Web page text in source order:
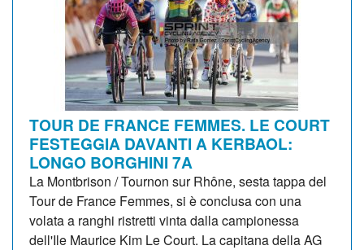
TOUR DE FRANCE FEMMES. LE COURT
FESTEGGIA DAVANTI A KERBAOL:
LONGO BORGHINI 7A
La Montbrison / Tournon sur Rhône, sesta tappa del
Tour de France Femmes, si è conclusa con una
volata a ranghi ristretti vinta dalla campionessa
dell'Ile Maurice Kim Le Court. La capitana della AG